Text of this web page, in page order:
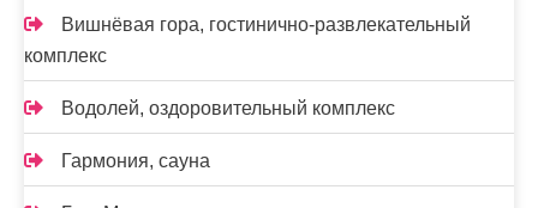
Вишнёвая гора, гостинично-развлекательный
комплекс
Водолей, оздоровительный комплекс
Гармония, сауна